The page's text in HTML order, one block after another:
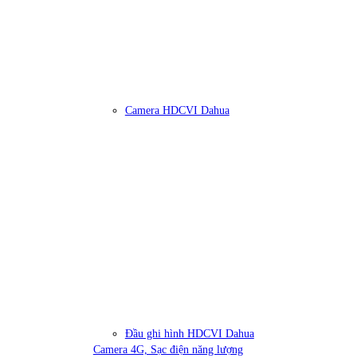
Camera HDCVI Dahua
Đầu ghi hình HDCVI Dahua
Camera 4G, Sạc điện năng lượng